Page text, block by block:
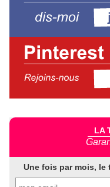
LA
Une fois par mois, le